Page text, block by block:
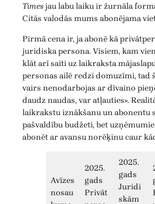
Timesjau labu laiku ir žurnāla
Citās valodās mums abonējama
Pirmā cena ir, ja abonē kā
juridiska persona. Visiem, kam
klāt arī saiti uz laikraksta
personas ailē redzi domuzīmi, tad
vairs nenodarbojas ar dīvaino
daudz naudas, var atļauties».
laikrakstu iznākšanu un abonentu
pašvaldību budžeti, bet
abonēt ar avansu norēķinu caur
Avīzes
nosau
2025.
gads
Privāt
2025.
gads
Juridi
skām